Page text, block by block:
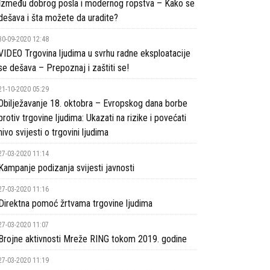
dobrog posla i modernog ropstva – Kako se
i šta možete da uradite?
09-2020 12:48
Trgovina ljudima u svrhu radne eksploatacije
dešava – Prepoznaj i zaštiti se!
10-2020 05:29
18. oktobra – Evropskog dana borbe
trgovine ljudima: Ukazati na rizike i povećati
svijesti o trgovini ljudima
03-2020 11:14
podizanja svijesti javnosti
03-2020 11:16
pomoć žrtvama trgovine ljudima
03-2020 11:07
aktivnosti Mreže RING tokom 2019. godine
03-2020 11:19